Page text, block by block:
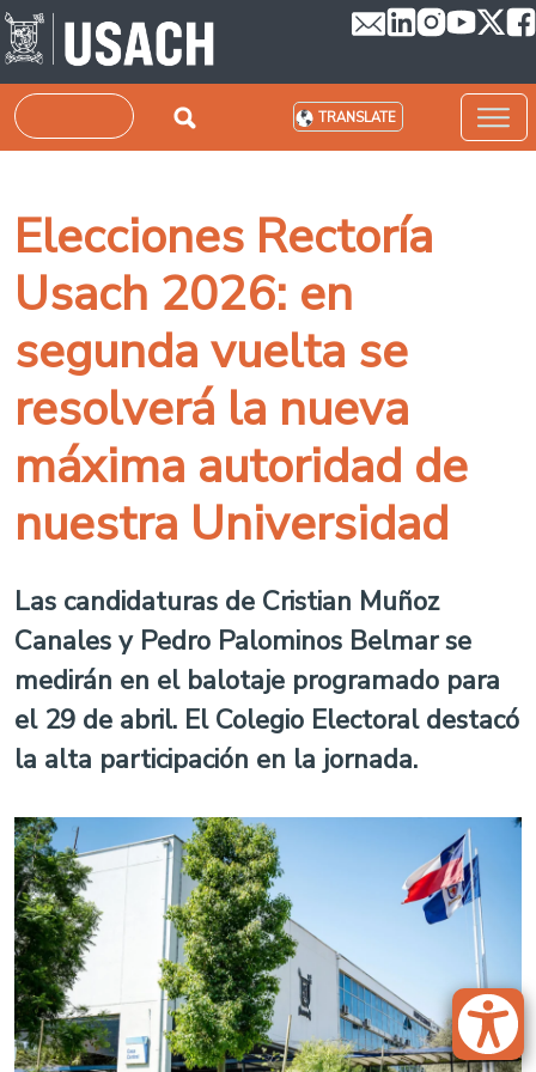
Skip to main content
Search TRANSLATE
Elecciones Rectoría
Usach 2026: en
segunda vuelta se
resolverá la nueva
máxima autoridad de
nuestra Universidad
Las candidaturas de Cristian Muñoz
Canales y Pedro Palominos Belmar se
medirán en el balotaje programado para
el 29 de abril. El Colegio Electoral destacó
la alta participación en la jornada.